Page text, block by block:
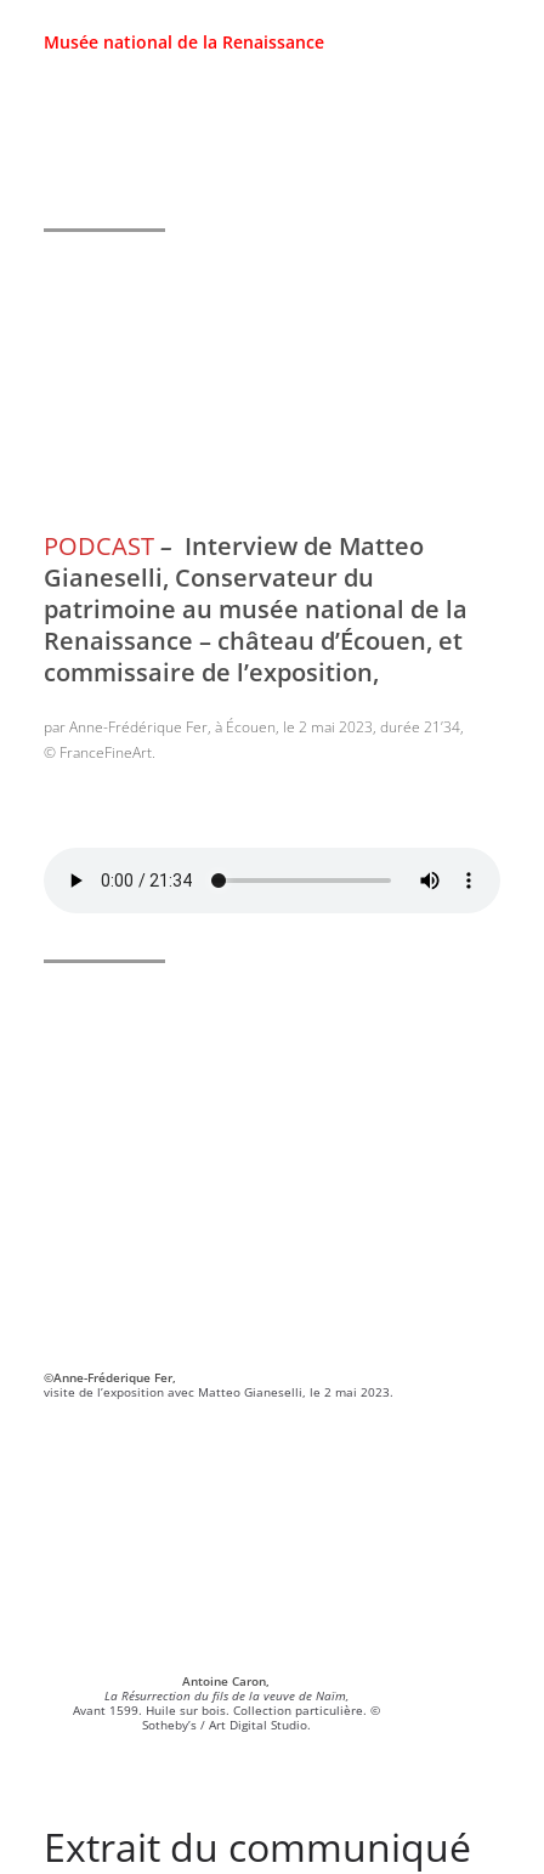
Musée national de la Renaissance
PODCAST– Interview de Matteo
Gianeselli, Conservateur du
patrimoine au musée national de la
Renaissance – château d’Écouen, et
commissaire de l’exposition,
par Anne-Frédérique Fer, à Écouen, le 2 mai 2023, durée 21’34,
© FranceFineArt.
©Anne-Fréderique Fer,
visite de l’exposition avec Matteo Gianeselli, le 2 mai 2023.
Antoine Caron,
La Résurrection du fils de la veuve de Naïm,
Avant 1599. Huile sur bois. Collection particulière. ©
Sotheby’s / Art Digital Studio.
Extrait du communiqué